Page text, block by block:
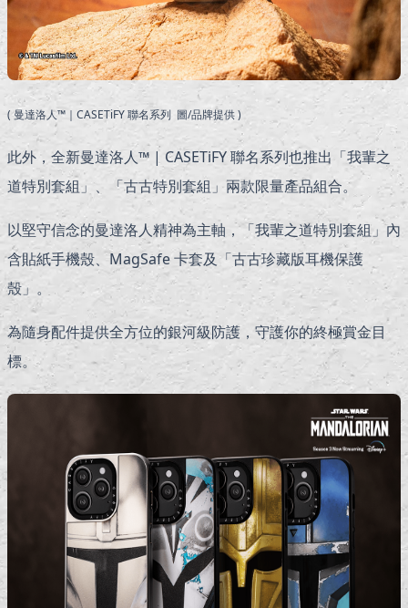
( 曼達洛人™｜CASETiFY 聯名系列 圖/品牌提供 )
此外，全新曼達洛人™ | CASETiFY 聯名系列也推出「我輩之
道特別套組」、「古古特別套組」兩款限量產品組合。
以堅守信念的曼達洛人精神為主軸，「我輩之道特別套組」內
含貼紙手機殼、MagSafe 卡套及「古古珍藏版耳機保護
殼」。
為隨身配件提供全方位的銀河級防護，守護你的終極賞金目
標。